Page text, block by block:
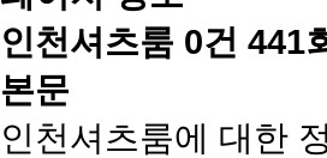
분
인천셔츠룸 0건 441
본문
인천셔츠룸에 대한